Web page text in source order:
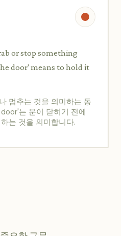
or stop something
door' means to hold it
멈추는 것을 의미하는 동
는 문이 닫히기 전에
는 것을 의미합니다.